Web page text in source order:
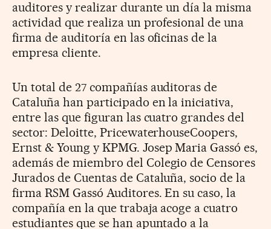
auditores y realizar durante un día la misma
actividad que realiza un profesional de una
firma de auditoría en las oficinas de la
empresa cliente.
Un total de 27 compañías auditoras de
Cataluña han participado en la iniciativa,
entre las que figuran las cuatro grandes del
sector: Deloitte, PricewaterhouseCoopers,
Ernst & Young y KPMG. Josep Maria Gassó es,
además de miembro del Colegio de Censores
Jurados de Cuentas de Cataluña, socio de la
firma RSM Gassó Auditores. En su caso, la
compañía en la que trabaja acoge a cuatro
estudiantes que se han apuntado a la